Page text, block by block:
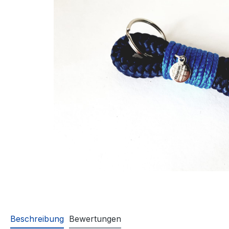
Beschreibung Bewertungen